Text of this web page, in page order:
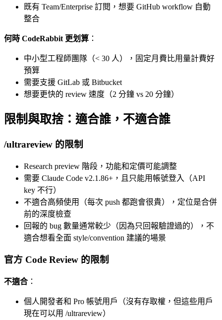
既有 Team/Enterprise 訂閱，想要 GitHub workflow 自動
整合
何時 CodeRabbit 更划算 ：
中小型工程師團隊（< 30 人），固定月費比用量計費好
預算
需要支援 GitLab 或 Bitbucket
想要更快的 review 速度（2 分鐘 vs 20 分鐘）
限制與取捨：適合誰，不適合誰
/ultrareview 的限制
Research preview 階段，功能和定價可能調整
需要 Claude Code v2.1.86+，且只能用帳號登入（API
key 不行）
不適合高頻使用（每次 push 都跑會很貴），定位是合併
前的深度檢查
回報的 bug 數量通常較少（因為只回報驗證過的），不
適合想看全面 style/convention 建議的場景
官方 Code Review 的限制
不適合 ：
個人開發者和 Pro 帳號用戶（沒有存取權，但這些用戶
現在可以用 /ultrareview）